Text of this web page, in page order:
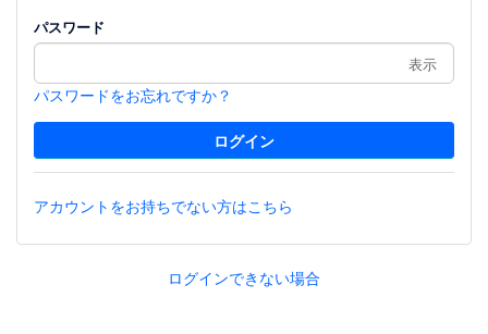
パスワード
表示
パスワードをお忘れですか？
アカウントをお持ちでない方はこちら
ログインできない場合